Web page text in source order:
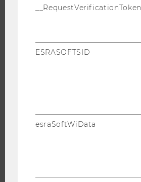
STUDENT CLUBS
FORSCHUNG
ORGANISATION DER FORSCHUNG
UNIVERSITÄT
__RequestVerificationToken
ESRASOFTSID
esraSoftWiData